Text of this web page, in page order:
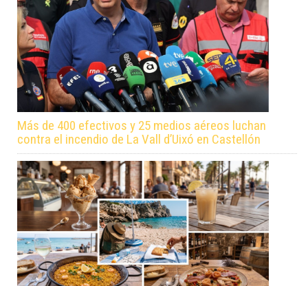
Más de 400 efectivos y 25 medios aéreos luchan
contra el incendio de La Vall d’Uixó en Castellón